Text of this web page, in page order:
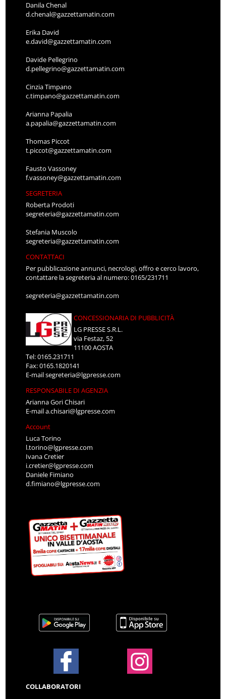
Danila Chenal
d.chenal@gazzettamatin.com
Erika David
e.david@gazzettamatin.com
Davide Pellegrino
d.pellegrino@gazzettamatin.com
Cinzia Timpano
c.timpano@gazzettamatin.com
Arianna Papalia
a.papalia@gazzettamatin.com
Thomas Piccot
t.piccot@gazzettamatin.com
Fausto Vassoney
f.vassoney@gazzettamatin.com
SEGRETERIA
Roberta Prodoti
segreteria@gazzettamatin.com
Stefania Muscolo
segreteria@gazzettamatin.com
CONTATTACI
Per pubblicazione annunci, necrologi, offro e cerco lavoro,
contattare la segreteria al numero: 0165/231711
segreteria@gazzettamatin.com
CONCESSIONARIA DI PUBBLICITÀ
LG PRESSE S.R.L.
via Festaz, 52
11100 AOSTA
Tel: 0165.231711
Fax: 0165.1820141
E-mailsegreteria@lgpresse.com
RESPONSABILE DI AGENZIA
Arianna Gori Chisari
E-maila.chisari@lgpresse.com
Account
Luca Torino
l.torino@lgpresse.com
Ivana Cretier
i.cretier@lgpresse.com
Daniele Fimiano
d.fimiano@lgpresse.com
COLLABORATORI